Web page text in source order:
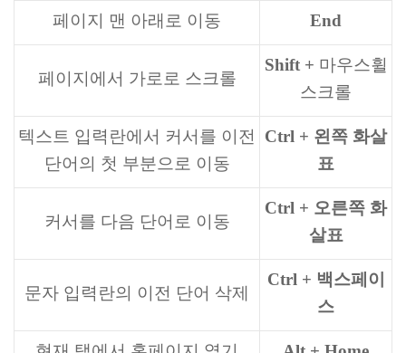
페이지 맨 아래로 이동 End
페이지에서 가로로 스크롤
Shift + 마우스휠
스크롤
텍스트 입력란에서 커서를 이전
단어의 첫 부분으로 이동
Ctrl + 왼쪽 화살
표
커서를 다음 단어로 이동
Ctrl + 오른쪽 화
살표
문자 입력란의 이전 단어 삭제
Ctrl + 백스페이
스